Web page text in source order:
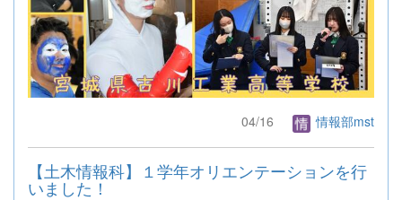
04/16 情報部mst
【土木情報科】１学年オリエンテーションを行
いました！